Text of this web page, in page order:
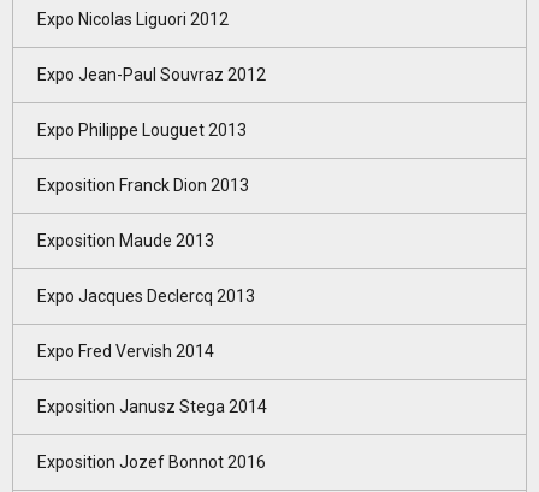
Expo Nicolas Liguori 2012
Expo Jean-Paul Souvraz 2012
Expo Philippe Louguet 2013
Exposition Franck Dion 2013
Exposition Maude 2013
Expo Jacques Declercq 2013
Expo Fred Vervish 2014
Exposition Janusz Stega 2014
Exposition Jozef Bonnot 2016